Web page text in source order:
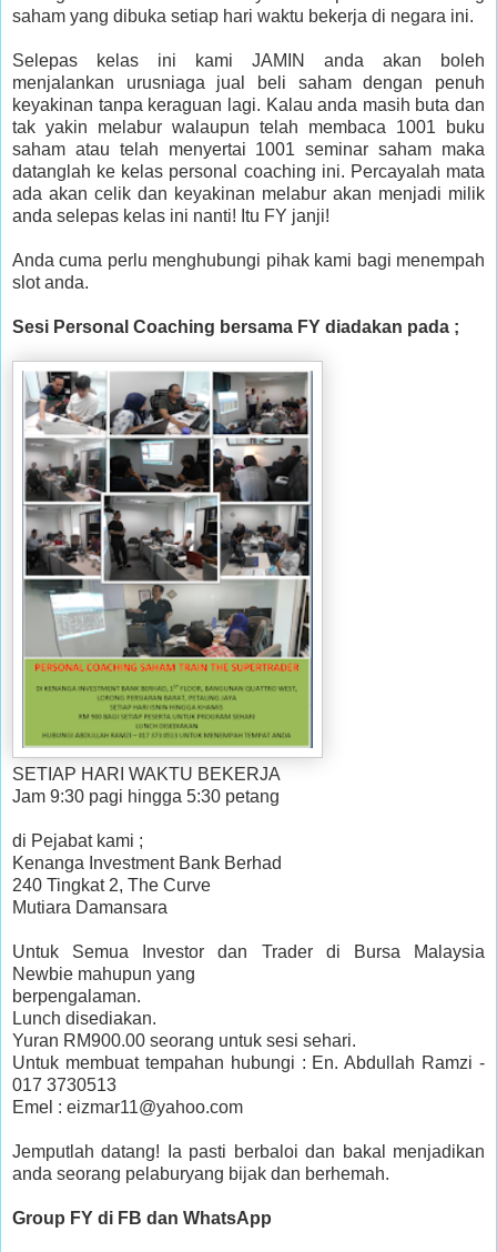
saham yang dibuka setiap hari waktu bekerja di negara ini.
Selepas kelas ini kami JAMIN anda akan boleh
menjalankan urusniaga jual beli saham dengan penuh
keyakinan tanpa keraguan lagi. Kalau anda masih buta dan
tak yakin melabur walaupun telah membaca 1001 buku
saham atau telah menyertai 1001 seminar saham maka
datanglah ke kelas personal coaching ini. Percayalah mata
ada akan celik dan keyakinan melabur akan menjadi milik
anda selepas kelas ini nanti! Itu FY janji!
Anda cuma perlu menghubungi pihak kami bagi menempah
slot anda.
Sesi Personal Coaching bersama FY diadakan pada ;
SETIAP HARI WAKTU BEKERJA
Jam 9:30 pagi hingga 5:30 petang
di Pejabat kami ;
Kenanga Investment Bank Berhad
240 Tingkat 2, The Curve
Mutiara Damansara
Untuk Semua Investor dan Trader di Bursa Malaysia
Newbie mahupun yang
berpengalaman.
Lunch disediakan.
Yuran RM900.00 seorang untuk sesi sehari.
Untuk membuat tempahan hubungi : En. Abdullah Ramzi -
017 3730513
Emel : eizmar11@yahoo.com
Jemputlah datang! Ia pasti berbaloi dan bakal menjadikan
anda seorang pelaburyang bijak dan berhemah.
Group FY di FB dan WhatsApp